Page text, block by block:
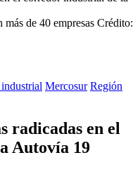
de 40 empresas Crédito:
Mercosur Región
radicadas en el
Autovía 19